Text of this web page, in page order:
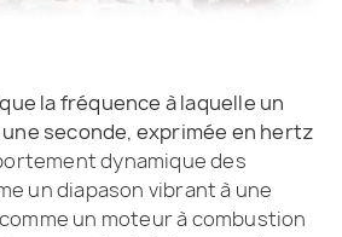
la fréquence à laquelle un
seconde, exprimée en hertz
dynamique des
un diapason vibrant à une
un moteur à combustion